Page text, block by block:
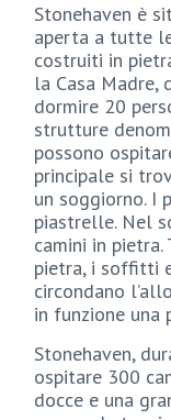
Stonehaven è
aperta a tutte
costruiti in
la Casa Madre,
dormire 20
strutture
possono
principale si
un soggiorno. I
piastrelle. Nel
camini in
pietra, i soffitti
circondano
in funzione una
Stonehaven,
ospitare 300
docce e una